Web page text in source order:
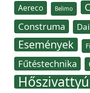
Aereco Belimo
Construma
Események
Fűtéstechnika
Hőszivattyú